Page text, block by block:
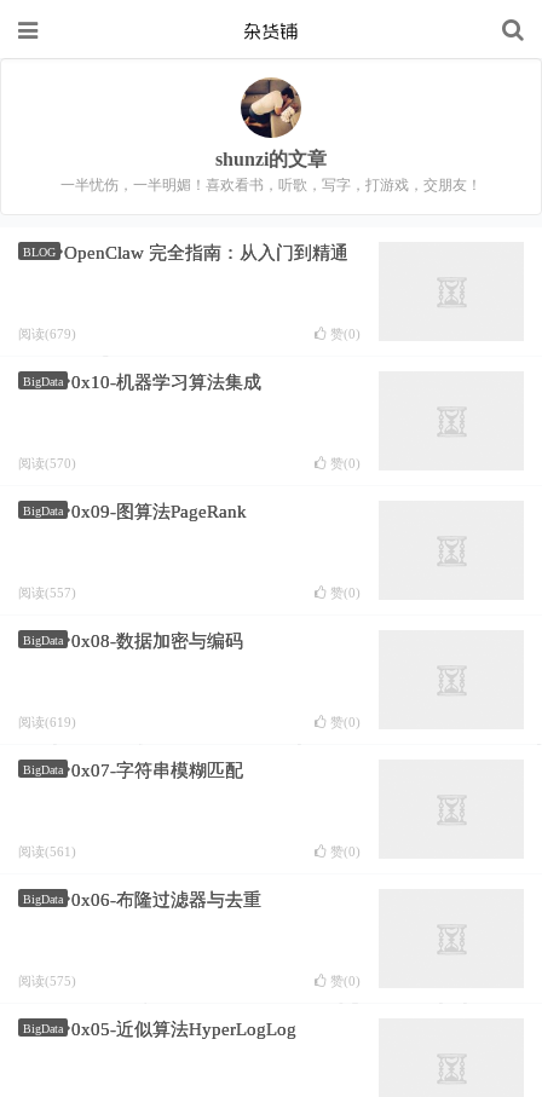
shunzi的文章
一半忧伤，一半明媚！喜欢看书，听歌，写字，打游戏，交朋友！
BLOG OpenClaw 完全指南：从入门到精通
阅读(679) 赞(0)
BigData 0x10-机器学习算法集成
阅读(570) 赞(0)
BigData 0x09-图算法PageRank
阅读(557) 赞(0)
BigData 0x08-数据加密与编码
阅读(619) 赞(0)
BigData 0x07-字符串模糊匹配
阅读(561) 赞(0)
BigData 0x06-布隆过滤器与去重
阅读(575) 赞(0)
BigData 0x05-近似算法HyperLogLog